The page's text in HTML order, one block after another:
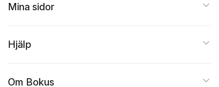
Mina sidor
Hjälp
Om Bokus